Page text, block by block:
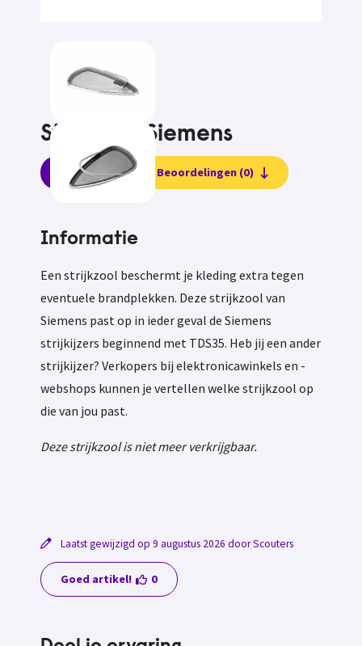
Strijkzool Siemens
Informatie Beoordelingen (0)
Informatie
Een strijkzool beschermt je kleding extra tegen
eventuele brandplekken. Deze strijkzool van
Siemens past op in ieder geval de Siemens
strijkijzers beginnend met TDS35. Heb jij een ander
strijkijzer? Verkopers bij elektronicawinkels en -
webshops kunnen je vertellen welke strijkzool op
die van jou past.
Deze strijkzool is niet meer verkrijgbaar.
Laatst gewijzigd op 9 augustus 2026 door Scouters
Goed artikel! 0